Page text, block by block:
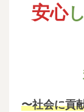
安心
〜社会に貢